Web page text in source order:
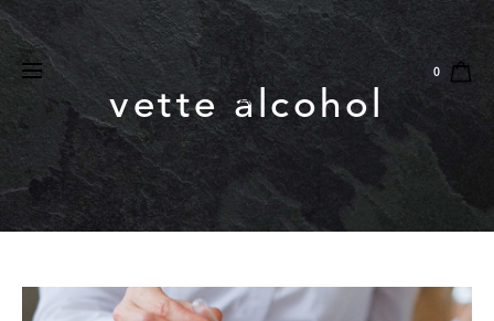
Natuurlijk Vegan
Dierproefvrij 0
vette alcohol